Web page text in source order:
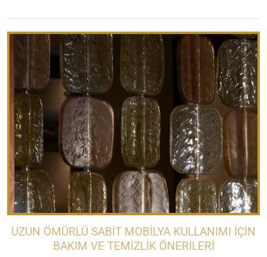
UZUN ÖMÜRLÜ SABIT MOBILYA KULLANIMI İÇIN
BAKIM VE TEMIZLIK ÖNERILERI